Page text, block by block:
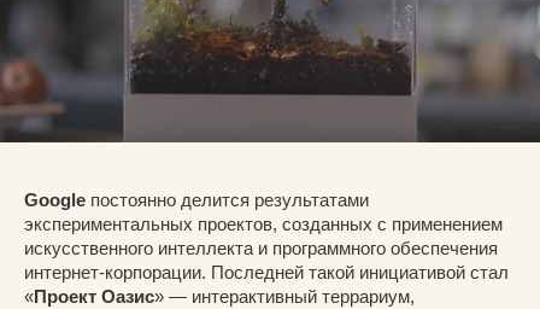
Google постоянно делится результатами
экспериментальных проектов, созданных с применением
искусственного интеллекта и программного обеспечения
интернет-корпорации. Последней такой инициативой стал
«Проект Оазис» — интерактивный террариум,